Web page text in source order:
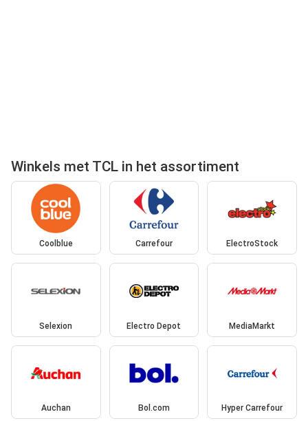
Winkels met TCL in het assortiment
Coolblue Carrefour ElectroStock
Selexion Electro Depot MediaMarkt
Auchan Bol.com Hyper Carrefour